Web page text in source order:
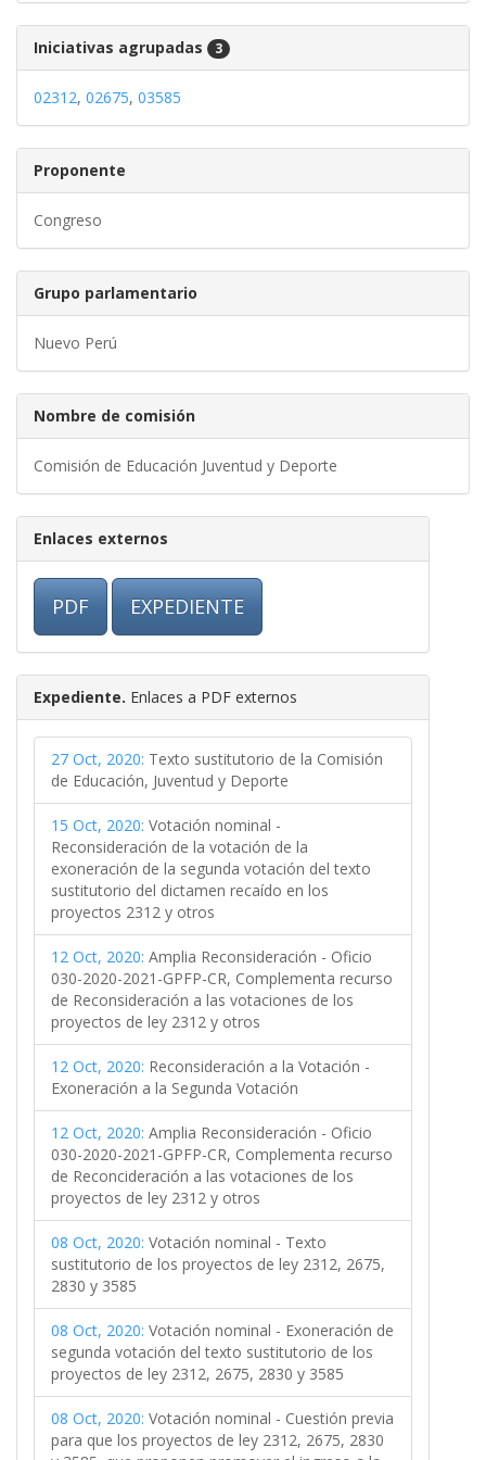
Iniciativas agrupadas 3
02312, 02675, 03585
Proponente
Congreso
Grupo parlamentario
Nuevo Perú
Nombre de comisión
Comisión de Educación Juventud y Deporte
Enlaces externos
PDF EXPEDIENTE
Expediente. Enlaces a PDF externos
27 Oct, 2020: Texto sustitutorio de la Comisión
de Educación, Juventud y Deporte
15 Oct, 2020: Votación nominal -
Reconsideración de la votación de la
exoneración de la segunda votación del texto
sustitutorio del dictamen recaído en los
proyectos 2312 y otros
12 Oct, 2020: Amplia Reconsideración - Oficio
030-2020-2021-GPFP-CR, Complementa recurso
de Reconsideración a las votaciones de los
proyectos de ley 2312 y otros
12 Oct, 2020: Reconsideración a la Votación -
Exoneración a la Segunda Votación
12 Oct, 2020: Amplia Reconsideración - Oficio
030-2020-2021-GPFP-CR, Complementa recurso
de Reconcideración a las votaciones de los
proyectos de ley 2312 y otros
08 Oct, 2020: Votación nominal - Texto
sustitutorio de los proyectos de ley 2312, 2675,
2830 y 3585
08 Oct, 2020: Votación nominal - Exoneración de
segunda votación del texto sustitutorio de los
proyectos de ley 2312, 2675, 2830 y 3585
08 Oct, 2020: Votación nominal - Cuestión previa
para que los proyectos de ley 2312, 2675, 2830